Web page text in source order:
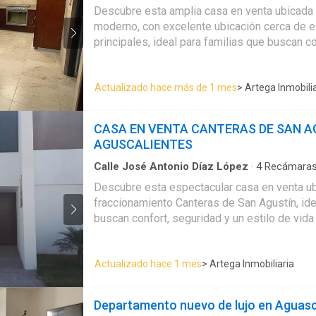
Studio Kitchen • Lounge • Oficina
de rentas • Horno para pizza •
Estética Canina
con closet
Descubre esta amplia casa en venta
moderno, con excelente ubicación cerca de
principales, ideal para familias que buscan
generosos y funcionales, ofreciendo cuatro
baños completos, lo que brinda comodidad y
trasero, ideal para disfrutar del aire libre o
recreativo. Además, dispone de cochera para dos autos,
complementando una propiedad diseñada
necesidades de una familia.
Actualizado hace más de 1 mes> Artega
CASA EN VENTA CANTERAS DE SAN
AGUSCALIENTES
Calle José Antonio Díaz López · 4Recámaras
·Electricidad·Estacionamiento·Gimnasio·
Recámara con closet·Seguridad·Zonas
Descubre esta espectacular casa en venta
fraccionamiento Canteras de San Agustín,
buscan confort, seguridad y un estilo de vida
destacando la recámara principal que
con vestidor y jacuzzi, perfecto para
diseñados para brindar comodidad y una
Actualizado hace 1 mes> Artega Inmobiliaria
Departamento nuevo de lujo en